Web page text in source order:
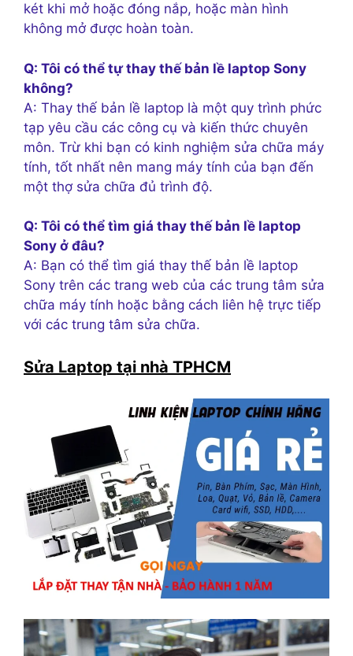
két khi mở hoặc đóng nắp, hoặc màn hình
không mở được hoàn toàn.
Q: Tôi có thể tự thay thế bản lề laptop Sony
không?
A: Thay thế bản lề laptop là một quy trình phức
tạp yêu cầu các công cụ và kiến thức chuyên
môn. Trừ khi bạn có kinh nghiệm sửa chữa máy
tính, tốt nhất nên mang máy tính của bạn đến
một thợ sửa chữa đủ trình độ.
Q: Tôi có thể tìm giá thay thế bản lề laptop
Sony ở đâu?
A: Bạn có thể tìm giá thay thế bản lề laptop
Sony trên các trang web của các trung tâm sửa
chữa máy tính hoặc bằng cách liên hệ trực tiếp
với các trung tâm sửa chữa.
Sửa Laptop tại nhà TPHCM